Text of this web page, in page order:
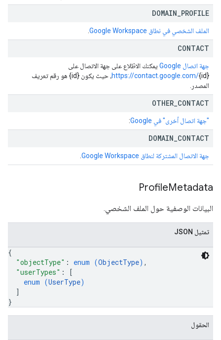
DOMAIN PROFILE
الملف الشخصي في نطاق Google Workspace
CONTACT
جهة اتصال Google
يمكنك الاطّلاع على جهة الاتصال على
https://contact.google.com/
{id}، حيث يكون {id} هو رقم تعريف
المصدر.
OTHER CONTACT
"جهة اتصال أخرى" في Google :
DOMAIN CONTACT
جهة الاتصال المشتركة لنطاق Google Workspace
ProfileMetadata
البيانات الوصفية حول الملف الشخصي.
تمثيل JSON
{
"objectType" : enum (ObjectType) ,
"userTypes" :
[
enum (UserType)
]
}
الحقول